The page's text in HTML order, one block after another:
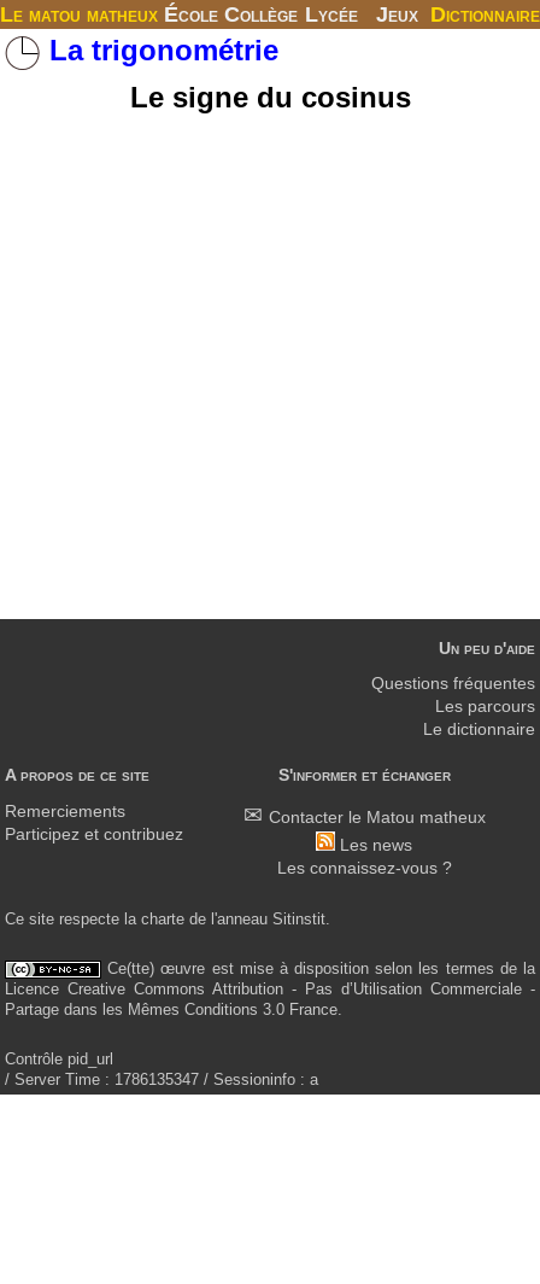
Le matou matheux École Collège Lycée Jeux Dictionnaire
La trigonométrie
Le signe du cosinus
A propos de ce site
Remerciements
Participez et contribuez
S'informer et échanger
Contacter le Matou matheux
Les news
Les connaissez-vous ?
Un peu d'aide
Questions fréquentes
Les parcours
Le dictionnaire
Ce site respecte la charte de l'anneau Sitinstit.
Ce(tte) œuvre est mise à disposition selon les termes de la
Licence Creative Commons Attribution - Pas d’Utilisation Commerciale -
Partage dans les Mêmes Conditions 3.0 France.
Contrôle pid_url
/ Server Time : 1786135347 / Sessioninfo : a